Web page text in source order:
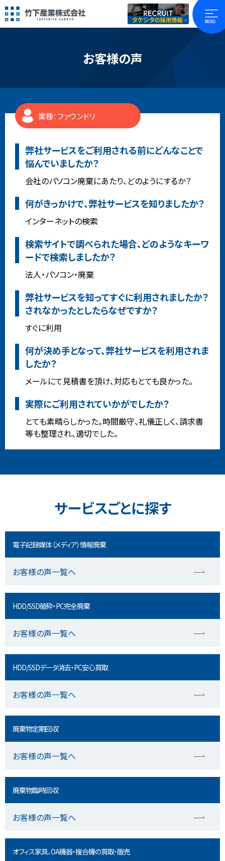
お客様の声
業種：ファウンドリ
弊社サービスをご利用される前にどんなことで
悩んでいましたか？
会社のパソコン廃棄にあたり、どのようにするか？
何がきっかけで、弊社サービスを知りましたか？
インターネットの検索
検索サイトで調べられた場合、どのようなキーワ
ードで検索しましたか？
法人・パソコン・廃棄
弊社サービスを知ってすぐに利用されましたか？
されなかったとしたらなぜですか？
すぐに利用
何が決め手となって、弊社サービスを利用されま
したか？
メールにて見積書を頂け、対応もとても良かった。
実際にご利用されていかがでしたか？
とても素晴らしかった。時間厳守、礼儀正しく、請求書
等も整理され、適切でした。
サービスごとに探す
電子記録媒体（メディア）情報廃棄
お客様の声一覧へ
HDD/SSD破砕・PC完全廃棄
お客様の声一覧へ
HDD/SSDデータ消去・PC安心買取
お客様の声一覧へ
廃棄物定期回収
お客様の声一覧へ
廃棄物臨時回収
お客様の声一覧へ
オフィス家具、OA機器・複合機の買取・販売